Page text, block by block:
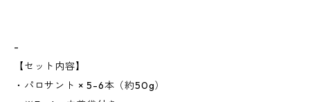
-
【セット内容】
・パロサント × 5-6本（約50g）